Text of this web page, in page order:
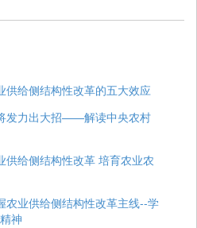
供给侧结构性改革的五大效应
发力出大招——解读中央农村
供给侧结构性改革 培育农业农
农业供给侧结构性改革主线--学
神